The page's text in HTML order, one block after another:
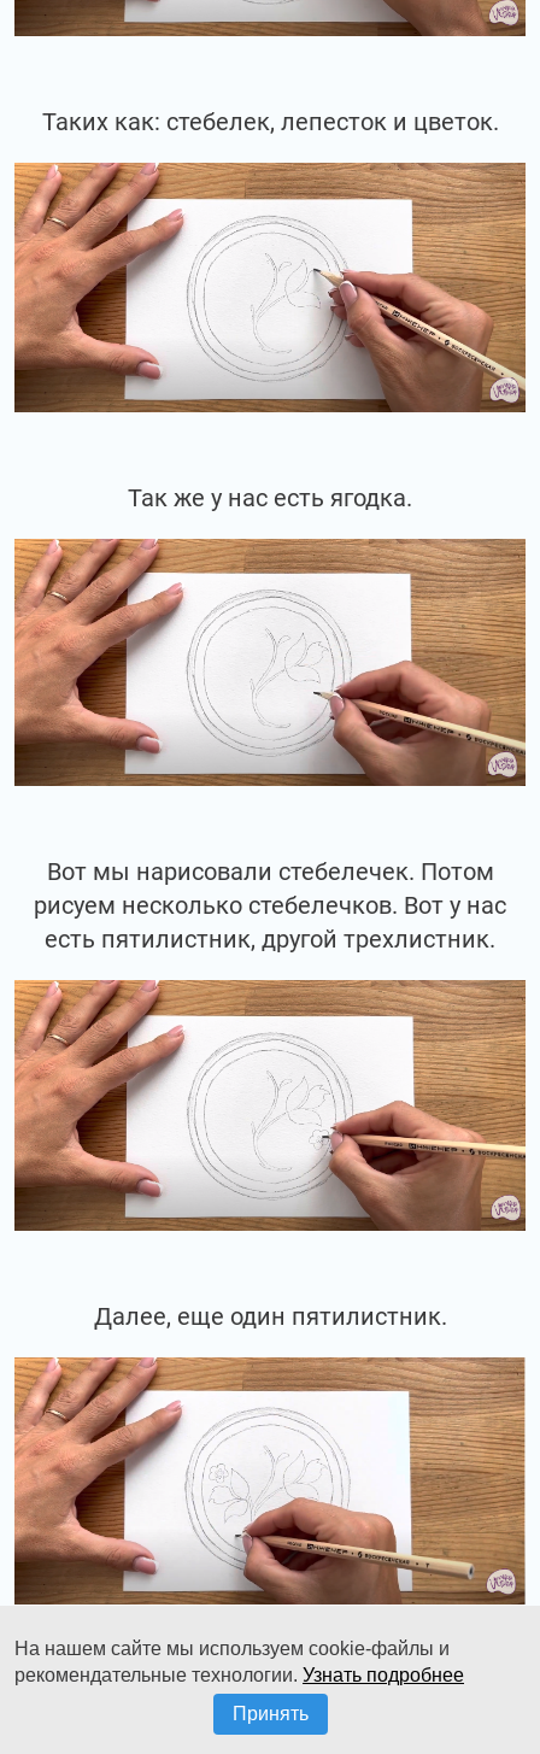
Таких как: стебелек, лепесток и цветок.
Так же у нас есть ягодка.
Вот мы нарисовали стебелечек. Потом
рисуем несколько стебелечков. Вот у нас
есть пятилистник, другой трехлистник.
Далее, еще один пятилистник.
Т.е. есть определенное количество
элементов, которые располагаются в
На нашем сайте мы используем cookie-файлы и
рекомендательные технологии. Узнать подробнее
Принять